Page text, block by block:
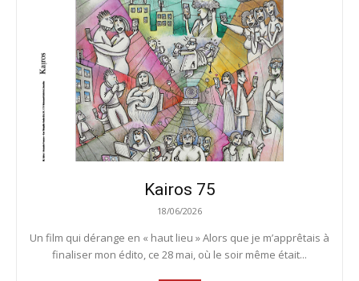
Kairos 75
18/06/2026
Un film qui dérange en « haut lieu » Alors que je m’apprêtais à
finaliser mon édito, ce 28 mai, où le soir même était...